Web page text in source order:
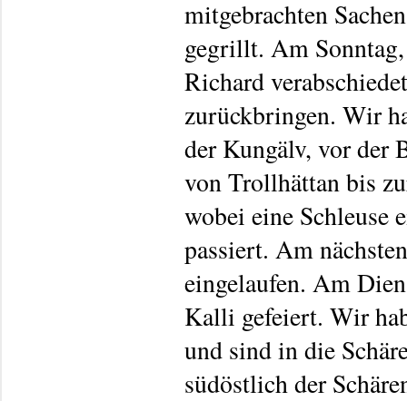
mitgebrachten
gegrillt. Am
Richard
zurückbringen. Wir
der Kungälv, vor der
von Trollhättan bis
wobei eine Schleuse
passiert. Am
eingelaufen. Am
Kalli gefeiert. Wir
und sind in die
südöstlich der